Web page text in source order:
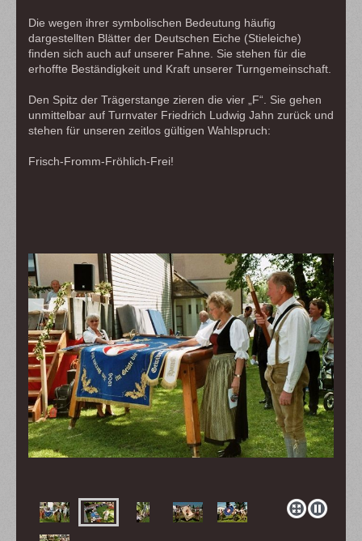
Die wegen ihrer symbolischen Bedeutung häufig
dargestellten Blätter der Deutschen Eiche (Stieleiche)
finden sich auch auf unserer Fahne. Sie stehen für die
erhoffte Beständigkeit und Kraft unserer Turngemeinschaft.
Den Spitz der Trägerstange zieren die vier „F“. Sie gehen
unmittelbar auf Turnvater Friedrich Ludwig Jahn zurück und
stehen für unseren zeitlos gültigen Wahlspruch:
Frisch-Fromm-Fröhlich-Frei!